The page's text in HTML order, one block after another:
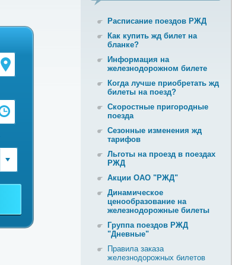
Расписание поездов РЖД
Как купить жд билет на
бланке?
Информация на
железнодорожном билете
Когда лучше приобретать жд
билеты на поезд?
Скоростные пригородные
поезда
Сезонные изменения жд
тарифов
Льготы на проезд в поездах
РЖД
Акции ОАО "РЖД"
Динамическое
ценообразование на
железнодорожные билеты
Группа поездов РЖД
"Дневные"
Правила заказа
железнодорожных билетов